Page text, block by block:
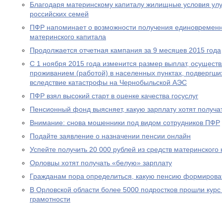
Благодаря материнскому капиталу жилищные условия
российских семей
ПФР напоминает о возможности получения
материнского капитала
Продолжается отчетная кампания за 9 месяцев 2015 года
С 1 ноября 2015 года изменится размер выплат,
проживанием (работой) в населенных пунктах,
вследствие катастрофы на Чернобыльской АЭС
ПФР взял высокий старт в оценке качества госуслуг
Пенсионный фонд выясняет, какую зарплату хотят
Внимание: снова мошенники под видом сотрудников ПФР
Подайте заявление о назначении пенсии онлайн
Успейте получить 20 000 рублей из средств материнского
Орловцы хотят получать «белую» зарплату
Гражданам пора определиться, какую пенсию
В Орловской области более 5000 подростков прошли
грамотности